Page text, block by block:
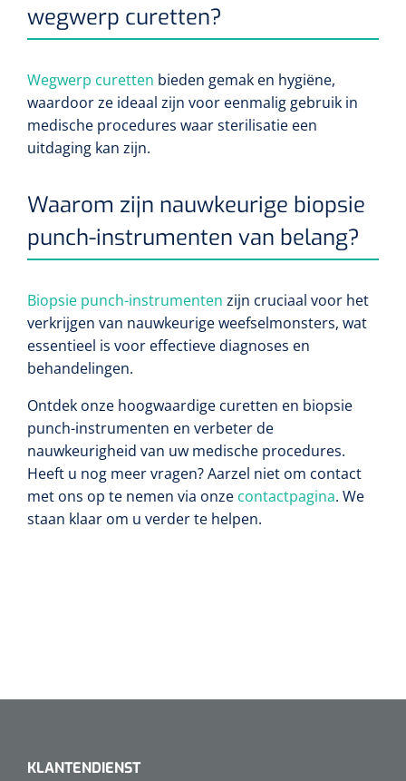
wegwerp curetten?
Wegwerp curetten bieden gemak en hygiëne,
waardoor ze ideaal zijn voor eenmalig gebruik in
medische procedures waar sterilisatie een
uitdaging kan zijn.
Waarom zijn nauwkeurige biopsie
punch-instrumenten van belang?
Biopsie punch-instrumenten zijn cruciaal voor het
verkrijgen van nauwkeurige weefselmonsters, wat
essentieel is voor effectieve diagnoses en
behandelingen.
Ontdek onze hoogwaardige curetten en biopsie
punch-instrumenten en verbeter de
nauwkeurigheid van uw medische procedures.
Heeft u nog meer vragen? Aarzel niet om contact
met ons op te nemen via onze contactpagina. We
staan klaar om u verder te helpen.
KLANTENDIENST